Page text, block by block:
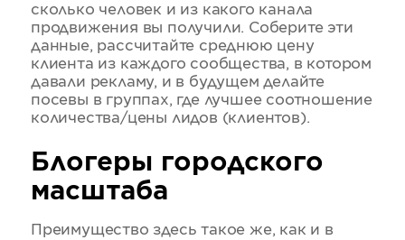
сколько человек и из какого канала
продвижения вы получили. Соберите эти
данные, рассчитайте среднюю цену
клиента из каждого сообщества, в котором
давали рекламу, и в будущем делайте
посевы в группах, где лучшее соотношение
количества/цены лидов (клиентов).
Блогеры городского
масштаба
Преимущество здесь такое же, как и в